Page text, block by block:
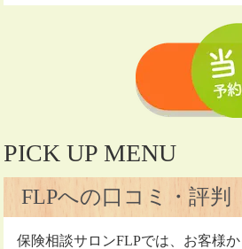
PICK UP MENU
FLPへの口コミ・評判
保険相談サロンFLPでは、お客様